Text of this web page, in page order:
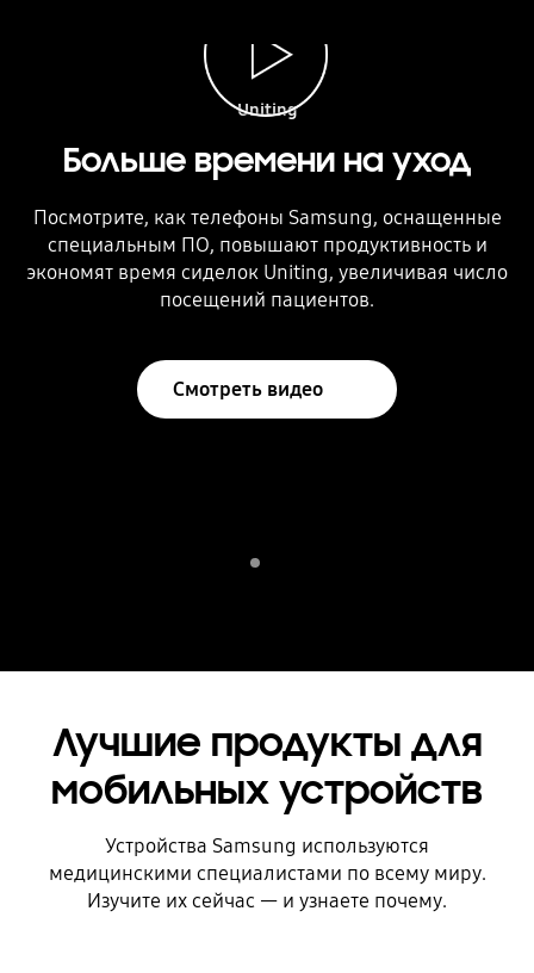
Uniting
Больше времени на уход
Посмотрите, как телефоны Samsung, оснащенные
специальным ПО, повышают продуктивность и
экономят время сиделок Uniting, увеличивая число
посещений пациентов.
Смотреть видео
Лучшие продукты для
мобильных устройств
Устройства Samsung используются
медицинскими специалистами по всему миру.
Изучите их сейчас — и узнаете почему.